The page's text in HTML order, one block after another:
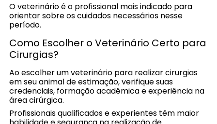
O veterinário é o profissional mais indicado para
orientar sobre os cuidados necessários nesse
período.
Como Escolher o Veterinário Certo para
Cirurgias?
Ao escolher um veterinário para realizar cirurgias
em seu animal de estimação, verifique suas
credenciais, formação acadêmica e experiência na
área cirúrgica.
Profissionais qualificados e experientes têm maior